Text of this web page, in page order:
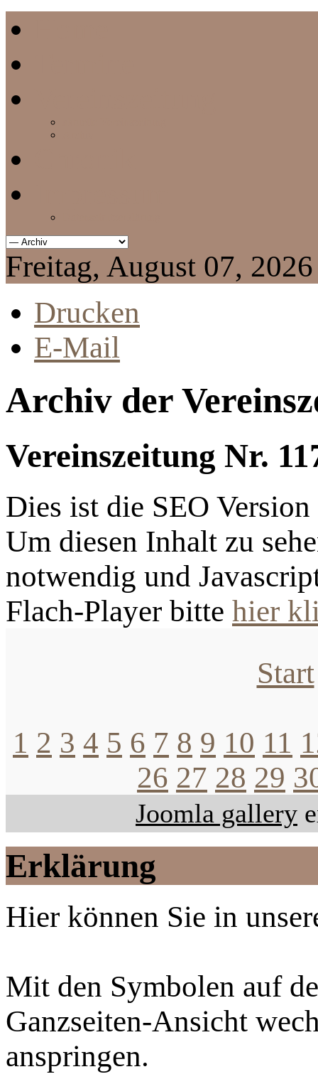
Freitag, August 07, 2026
Drucken
E-Mail
Archiv der
Vereinszeitung Nr.
Dies ist die SEO
Um diesen Inhalt zu
notwendig und
Flach-Player bitte hier
Start
1 2 3 4 5 6 7 8 9 10 11
26 27 28 29
Joomla gallery
Erklärung
Hier können Sie in
Mit den Symbolen auf
Ganzseiten-Ansicht
anspringen.